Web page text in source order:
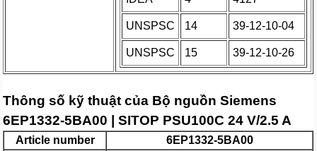
UNSPSC 14 39-12-10-04
UNSPSC 15 39-12-10-26
Thông số kỹ thuật của Bộ nguồn Siemens
6EP1332-5BA00 | SITOP PSU100C 24 V/2.5 A
Article number
6EP1332-5BA00